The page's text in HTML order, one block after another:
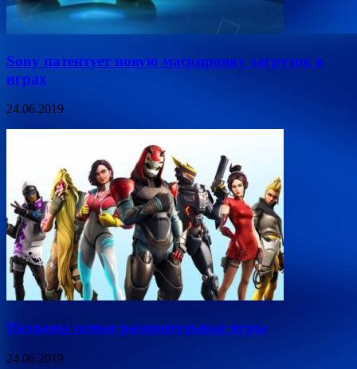
Sony патентует новую маскировку загрузок в
играх
24.06.2019
Названы самые разорительные игры
24.06.2019